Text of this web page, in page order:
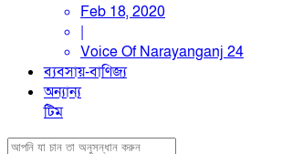
Feb 18, 2020
|
Voice Of Narayanganj 24
ব্যবসায়-বাণিজ্য
অন্যান্য
টিম